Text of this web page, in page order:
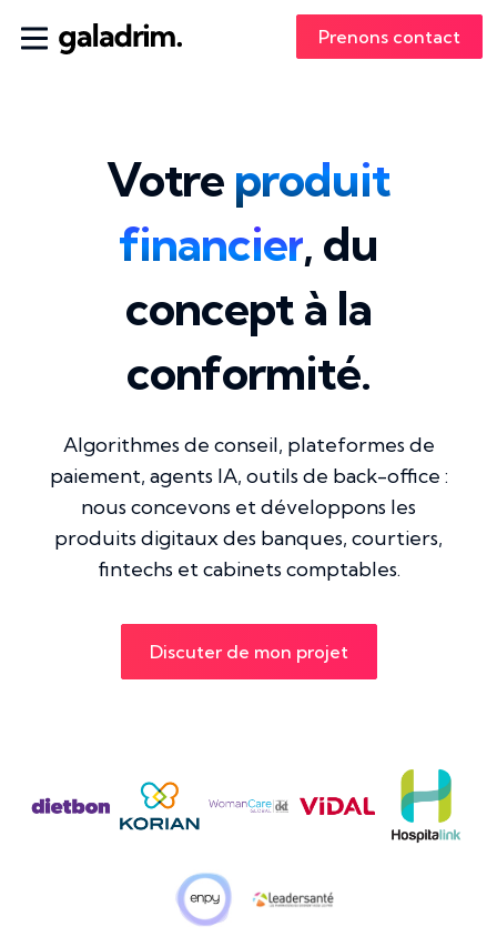
Prenons contact
Votre produit
financier, du
concept à la
conformité.
Algorithmes de conseil, plateformes de
paiement, agents IA, outils de back-office :
nous concevons et développons les
produits digitaux des banques, courtiers,
fintechs et cabinets comptables.
Discuter de mon projet